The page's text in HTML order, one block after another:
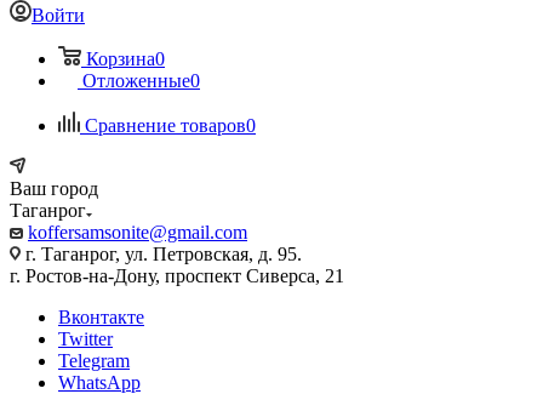
Войти
Корзина0
Отложенные0
Сравнение товаров0
Ваш город
Таганрог
koffersamsonite@gmail.com
г. Таганрог, ул. Петровская, д. 95.
г. Ростов-на-Дону, проспект Сиверса, 21
Вконтакте
Twitter
Telegram
WhatsApp